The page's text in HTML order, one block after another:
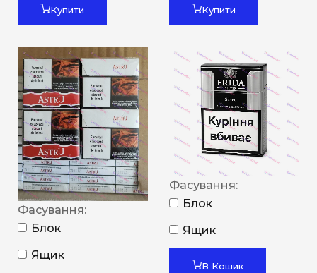
Купити Купити
Фасування:
Блок
Ящик
Фасування:
Блок
Ящик
В Кошик